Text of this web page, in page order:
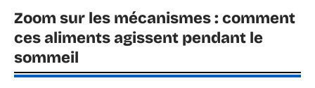
Zoom sur les mécanismes : comment
ces aliments agissent pendant le
sommeil